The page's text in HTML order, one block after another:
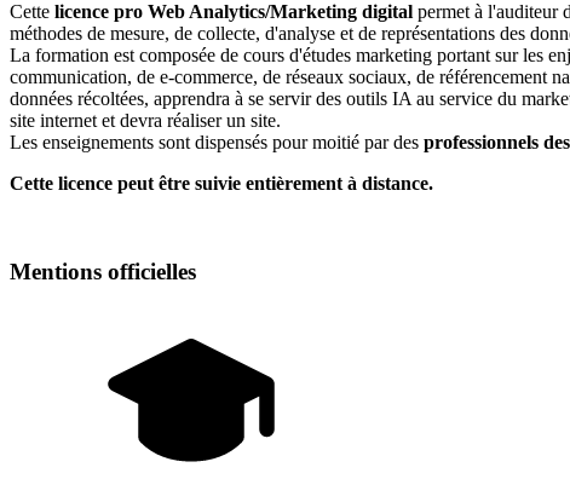
Cette licence pro Web Analytics/Marketing digital permet à l'auditeur
méthodes de mesure, de collecte, d'analyse et de représentations des
La formation est composée de cours d'études marketing portant sur les
communication, de e-commerce, de réseaux sociaux, de référencement
données récoltées, apprendra à se servir des outils IA au service du
site internet et devra réaliser un site.
Les enseignements sont dispensés pour moitié par des professionnels
Cette licence peut être suivie entièrement à distance.
Mentions officielles